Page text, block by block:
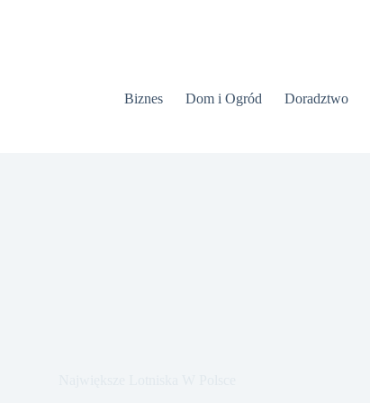
Biznes Dom i Ogród Doradztwo